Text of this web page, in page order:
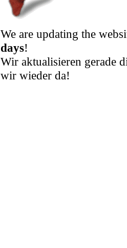
We are updating the
days!
Wir aktualisieren gerade
wir wieder da!